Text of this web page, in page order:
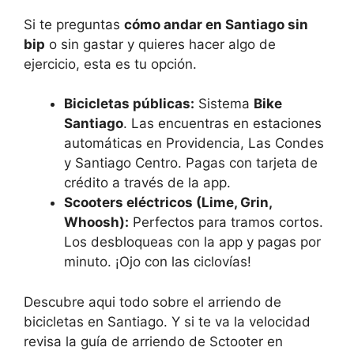
Si te preguntas cómo andar en Santiago sin
bip o sin gastar y quieres hacer algo de
ejercicio, esta es tu opción.
Bicicletas públicas: Sistema Bike
Santiago. Las encuentras en estaciones
automáticas en Providencia, Las Condes
y Santiago Centro. Pagas con tarjeta de
crédito a través de la app.
Scooters eléctricos (Lime, Grin,
Whoosh): Perfectos para tramos cortos.
Los desbloqueas con la app y pagas por
minuto. ¡Ojo con las ciclovías!
Descubre aqui todo sobre el arriendo de
bicicletas en Santiago. Y si te va la velocidad
revisa la guía de arriendo de Sctooter en